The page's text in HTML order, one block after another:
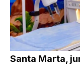
Santa Marta,